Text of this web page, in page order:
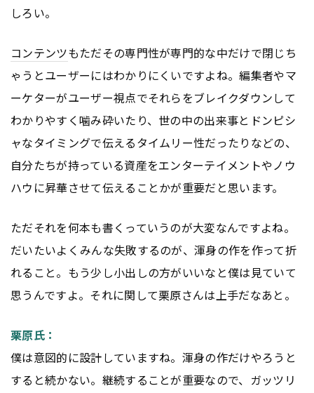
しろい。
コンテンツもただその専門性が専門的な中だけで閉じち
ゃうとユーザーにはわかりにくいですよね。編集者やマ
ーケターがユーザー視点でそれらをブレイクダウンして
わかりやすく噛み砕いたり、世の中の出来事とドンピシ
ャなタイミングで伝えるタイムリー性だったりなどの、
自分たちが持っている資産をエンターテイメントやノウ
ハウに昇華させて伝えることかが重要だと思います。
ただそれを何本も書くっていうのが大変なんですよね。
だいたいよくみんな失敗するのが、渾身の作を作って折
れること。もう少し小出しの方がいいなと僕は見ていて
思うんですよ。それに関して栗原さんは上手だなあと。
栗原氏：
僕は意図的に設計していますね。渾身の作だけやろうと
すると続かない。継続することが重要なので、ガッツリ